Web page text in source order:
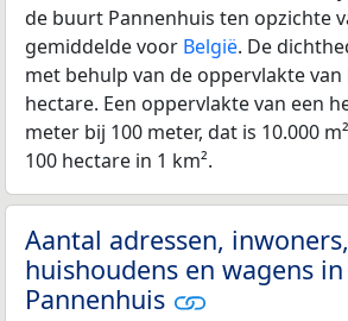
de buurt Pannenhuis ten opzichte
gemiddelde voor België. De
met behulp van de oppervlakte
hectare. Een oppervlakte van een
meter bij 100 meter, dat is 10.000
100 hectare in 1 km².
Aantal adressen, inwoners,
huishoudens en wagens
Pannenhuis